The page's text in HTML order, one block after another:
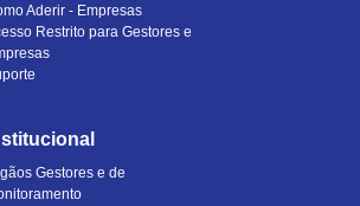
Aderir - Empresas
Restrito para Gestores e
Gestores e de